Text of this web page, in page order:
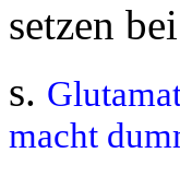
setzen
s.
macht